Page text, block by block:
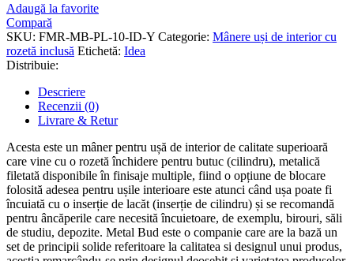
Adaugă la favorite
Compară
SKU: FMR-MB-PL-10-ID-Y Categorie: Mânere uși de interior cu
rozetă inclusă Etichetă: Idea
Distribuie:
Descriere
Recenzii (0)
Livrare & Retur
Acesta este un mâner pentru ușă de interior de calitate superioară
care vine cu o rozetă închidere pentru butuc (cilindru), metalică
filetată disponibile în finisaje multiple, fiind o opțiune de blocare
folosită adesea pentru ușile interioare este atunci când ușa poate fi
încuiată cu o inserție de lacăt (inserție de cilindru) și se recomandă
pentru âncăperile care necesită încuietoare, de exemplu, birouri, săli
de studiu, depozite. Metal Bud este o companie care are la bază un
set de principii solide referitoare la calitatea si designul unui produs,